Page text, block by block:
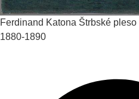
Ferdinand Katona Štrbské pleso
1880-1890